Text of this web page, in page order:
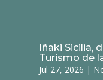
Iñaki Sicilia,
Turismo de
Jul 27, 2026 |